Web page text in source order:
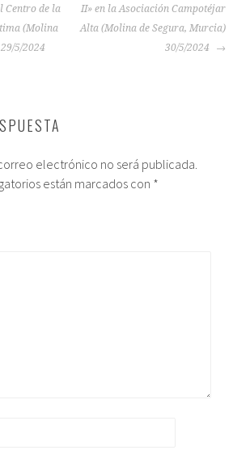
Centro de la
(Molina
5/2024
II» en la Asociación Campotéjar
Alta (Molina de Segura, Murcia)
30/5/2024
electrónico no será publicada.
están marcados con *